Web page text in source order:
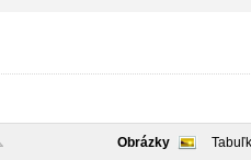
Obrázky